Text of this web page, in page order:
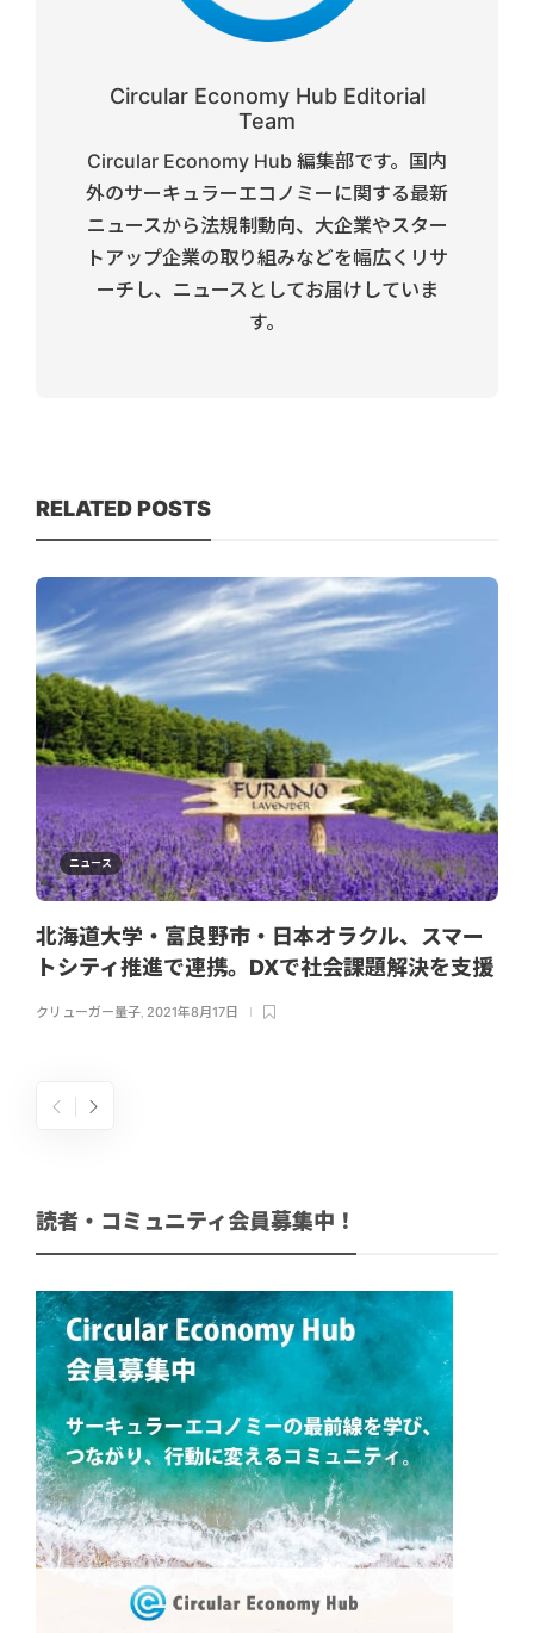
Circular Economy Hub Editorial
Team
Circular Economy Hub 編集部です。国内
外のサーキュラーエコノミーに関する最新
ニュースから法規制動向、大企業やスター
トアップ企業の取り組みなどを幅広くリサ
ーチし、ニュースとしてお届けしていま
す。
RELATED POSTS
ニュース
北海道大学・富良野市・日本オラクル、スマー
トシティ推進で連携。DXで社会課題解決を支援
クリューガー量子 2021年8月17日
読者・コミュニティ会員募集中！